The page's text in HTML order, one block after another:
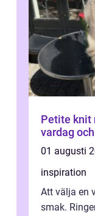
Petite knit moderna stickmönster för
vardag
01 augusti
inspiration
Att välja en
smak.